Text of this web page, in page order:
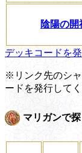
陰陽の
デッキコードを
※リンク先のシ
ードを発行してく
マリガンで